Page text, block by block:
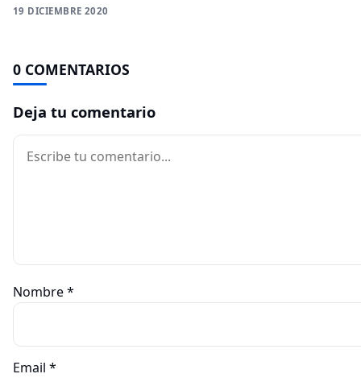
19 DICIEMBRE 2020
0 COMENTARIOS
Deja tu comentario
Comentario
Nombre*
Email *